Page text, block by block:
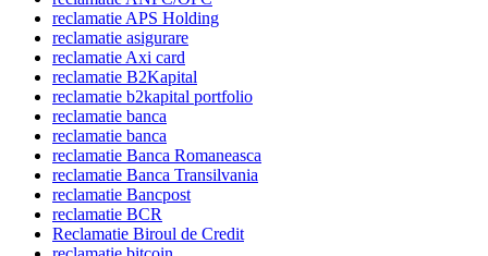
reclamatie APS Holding
reclamatie asigurare
reclamatie Axi card
reclamatie B2Kapital
reclamatie b2kapital portfolio
reclamatie banca
reclamatie banca
reclamatie Banca Romaneasca
reclamatie Banca Transilvania
reclamatie Bancpost
reclamatie BCR
Reclamatie Biroul de Credit